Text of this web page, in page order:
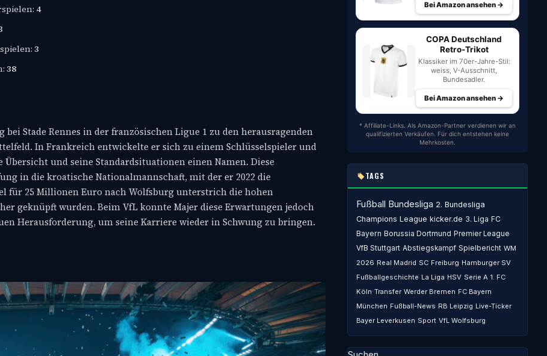
4
3
38
Stade Rennes in der französischen Ligue 1 zu den herausragenden
In Frankreich entwickelte er sich zu einem Schlüsselspieler und
und seine Standardsituationen einen Namen. Diese
in die kroatische Nationalmannschaft, mit der er 2022 die
für 25 Millionen Euro nach Wolfsburg unterstrich die hohen
geknüpft wurden. Beim VfL konnte Majer diese Erwartungen jedoch
Herausforderung, um seine Karriere wieder in Schwung zu bringen.
Bei Amazon ansehen →
COPA Deutschland
Retro-Trikot
Klassiker im 70er-Jahre-Stil:
weiss, V-Ausschnitt,
Bundesadler.
Bei Amazon ansehen →
* Affiliate-Links. Als Amazon-Partner verdienen wir an
qualifizierten Verkäufen. Für dich entstehen keine
Mehrkosten.
TAGS
Fußball Bundesliga 2. Bundesliga
Champions League kicker.de 3. Liga FC
Bayern Borussia Dortmund Premier League
VfB Stuttgart Abstiegskampf Spielbericht WM
2026 Real Madrid SC Freiburg Hamburger SV
Fußballgeschichte La Liga HSV Serie A 1. FC
Köln Transfer Werder Bremen FC Bayern
München Fußball-News RB Leipzig Live-Ticker
Bayer Leverkusen Sport VfL Wolfsburg